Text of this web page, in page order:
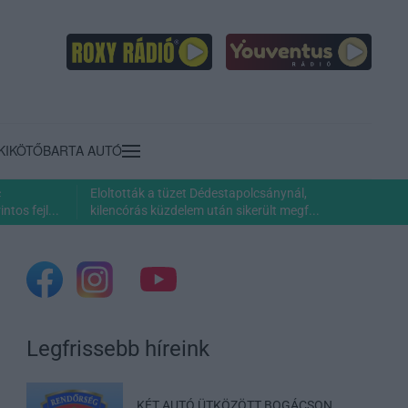
BARTA AUTÓ
fejl...
Eloltották a tüzet Dédestapolcsánynál,
kilencórás küzdelem után sikerült megf...
Legfrissebb híreink
KÉT AUTÓ ÜTKÖZÖTT BOGÁCSON,